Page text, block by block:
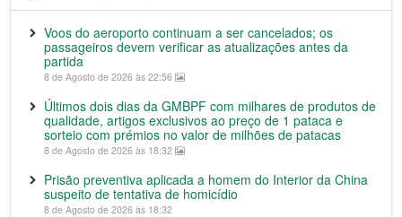
Voos do aeroporto continuam a ser cancelados; os
passageiros devem verificar as atualizações antes da
partida
8 de Agosto de 2026 às 22:56
Últimos dois dias da GMBPF com milhares de produtos de
qualidade, artigos exclusivos ao preço de 1 pataca e
sorteio com prémios no valor de milhões de patacas
8 de Agosto de 2026 às 18:32
Prisão preventiva aplicada a homem do Interior da China
suspeito de tentativa de homicídio
8 de Agosto de 2026 às 18:32